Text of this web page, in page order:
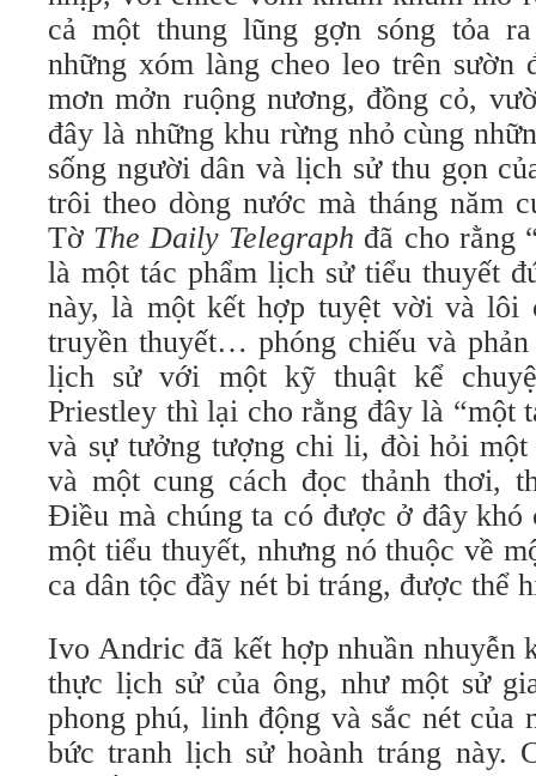
cả một thung lũng gợn sóng tỏa
những xóm làng cheo leo trên sườn
mơn mởn ruộng nương, đồng cỏ,
đây là những khu rừng nhỏ cùng
sống người dân và lịch sử thu gọn
trôi theo dòng nước mà tháng năm
Tờ The Daily Telegraph đã cho rằng
là một tác phẩm lịch sử tiểu thuyết
này, là một kết hợp tuyệt vời và lôi
truyền thuyết… phóng chiếu và
lịch sử với một kỹ thuật kể
Priestley thì lại cho rằng đây là “một
và sự tưởng tượng chi li, đòi hỏi một
và một cung cách đọc thảnh thơi,
Điều mà chúng ta có được ở đây khó
một tiểu thuyết, nhưng nó thuộc về
ca dân tộc đầy nét bi tráng, được thể
Ivo Andric đã kết hợp nhuần nhuyễn
thực lịch sử của ông, như một sử
phong phú, linh động và sắc nét của
bức tranh lịch sử hoành tráng này.